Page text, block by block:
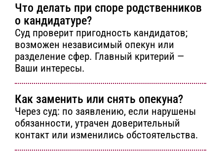
Что делать при споре родственников
о кандидатуре?
Суд проверит пригодность кандидатов;
возможен независимый опекун или
разделение сфер. Главный критерий —
Ваши интересы.
Как заменить или снять опекуна?
Через суд: по заявлению, если нарушены
обязанности, утрачен доверительный
контакт или изменились обстоятельства.